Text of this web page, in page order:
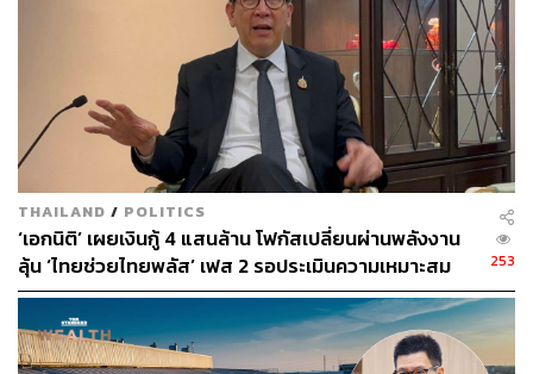
ธนาคารอาคารสงเคราะห์ (ธอส.)จำนวน 1 โครงการ คือ
ธนาคารอาคารสงเคราะห์ (ธอส.) มอบของขวัญปีใหม่
สำหรับลูกค้าสินเชื่อบ้านที่มีวินัยการผ่อนชำระเงินงวดสินเชื่อ
บ้านสม่ำเสมอให้ได้รับ Cashback 1,000 บาท โดยแบ่งลูกค้า
เป็น 2 กลุ่ม ประกอบด้วย ลูกค้ารายย่อยที่มีสถานะบัญชีปกติ
ที่มีวงเงินกู้ไม่เกิน 2 ล้านบาท และมีวินัยในการผ่อนชำระย้อน
หลังรวม 48 เดือน (นับถึงงวดเดือนพฤศจิกายน 2565) และ
ลูกค้าที่เคยปรับปรุงโครงสร้างหนี้ ปัจจุบันมีสถานะบัญชีปกติ
และมีประวัติการผ่อนชำระหนี้ย้อนหลัง 6 เดือน (นับถึงงวด
เดือนพฤศจิกายน 2565) เพียงชำระเงินงวดผ่าน Application:
GHB ALL หรือ GHB ALL GEN ติดกันไม่น้อยกว่า 2 เดือน
(ในงวดเดือนพฤศจิกายน-ธันวาคม 2565 หรืองวดเดือน
ธันวาคม 2565 – มกราคม 2566)
THAILAND / POLITICS
‘เอกนิติ’ เผยเงินกู้ 4 แสนล้าน โฟกัสเปลี่ยนผ่านพลังงาน
ลุ้น ‘ไทยช่วยไทยพลัส’ เฟส 2 รอประเมินความเหมาะสม
253